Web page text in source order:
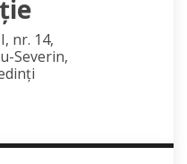
nr. 14,
Severin,